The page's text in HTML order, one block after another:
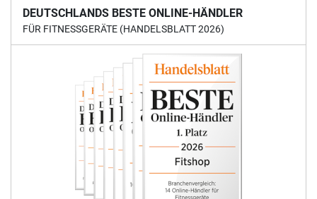
DEUTSCHLANDS BESTE ONLINE-HÄNDLER
FÜR FITNESSGERÄTE (HANDELSBLATT 2026)